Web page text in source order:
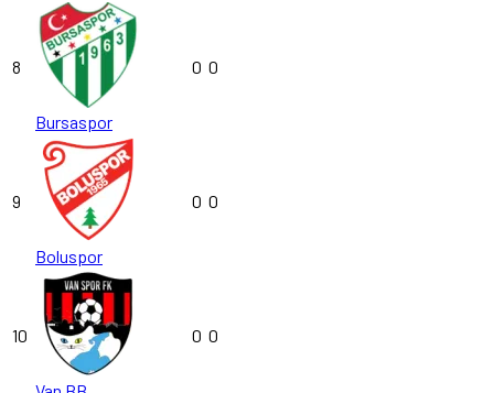
8
Bursaspor
0 0
9
Boluspor
0 0
10 0 0